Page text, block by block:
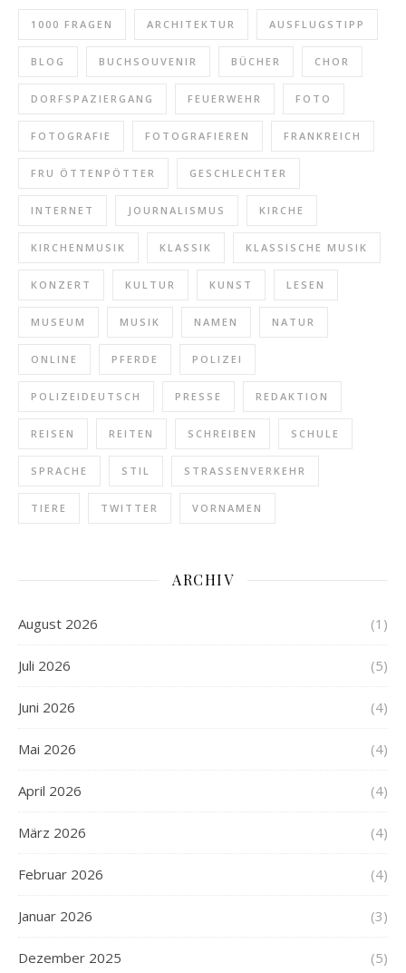
1000 FRAGEN ARCHITEKTUR AUSFLUGSTIPP
BLOG BUCHSOUVENIR BÜCHER CHOR
DORFSPAZIERGANG FEUERWEHR FOTO
FOTOGRAFIE FOTOGRAFIEREN FRANKREICH
FRU ÖTTENPÖTTER GESCHLECHTER
INTERNET JOURNALISMUS KIRCHE
KIRCHENMUSIK KLASSIK KLASSISCHE MUSIK
KONZERT KULTUR KUNST LESEN
MUSEUM MUSIK NAMEN NATUR
ONLINE PFERDE POLIZEI
POLIZEIDEUTSCH PRESSE REDAKTION
REISEN REITEN SCHREIBEN SCHULE
SPRACHE STIL STRASSENVERKEHR
TIERE TWITTER VORNAMEN
ARCHIV
August 2026 (1)
Juli 2026 (5)
Juni 2026 (4)
Mai 2026 (4)
April 2026 (4)
März 2026 (4)
Februar 2026 (4)
Januar 2026 (3)
Dezember 2025 (5)